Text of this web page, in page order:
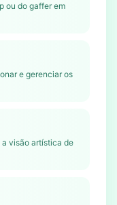
ou do gaffer em
e gerenciar os
visão artística de